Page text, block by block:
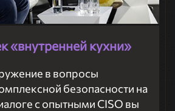
«внутренней кухни»
в вопросы
безопасности на
с опытными CISO вы